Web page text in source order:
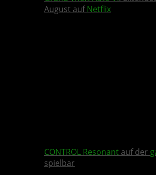
August aufNetflix
CONTROL Resonant auf der
spielbar